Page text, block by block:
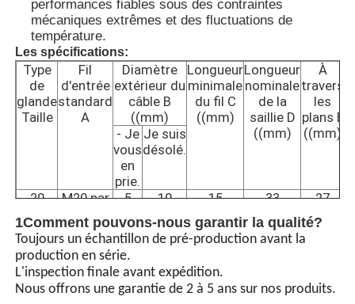
Glandes de câbles à l'épreuve des explosions
prise et prise anti-déflagrantes
performances fiables sous des contraintes
mécaniques extrêmes et des fluctuations de
température.
Les spécifications:
Type
de
glande
Taille
Fil
d'entrée
standard
A
Diamètre
extérieur du
câble B
((mm)
Longueur
minimale
du fil C
((mm)
Longueur
nominale
de la
saillie D
((mm)
À
travers
les
plans E
((mm)
- Je
vous
en
prie.
Je suis
désolé.
20
M20 par
5 10 15 33 27
25
M25 par
1.5
9 14 15 33 32
32
M32 par
1.5
13
40
M40 par
17 24 19 40 47
1Comment pouvons-nous garantir la qualité?
Toujours un échantillon de pré-production avant la
production en série.
L'inspection finale avant expédition.
Nous offrons une garantie de 2 à 5 ans sur nos produits.